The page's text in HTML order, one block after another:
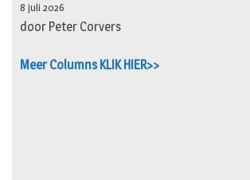
8 juli 2026
door Peter Corvers
Meer Columns KLIK HIER>>